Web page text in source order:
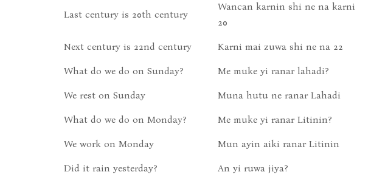
Last century is 20th century
Wancan karnin shi ne na karni
20
Next century is 22nd century Karni mai zuwa shi ne na 22
What do we do on Sunday? Me muke yi ranar lahadi?
We rest on Sunday Muna hutu ne ranar Lahadi
What do we do on Monday? Me muke yi ranar Litinin?
We work on Monday Mun ayin aiki ranar Litinin
Did it rain yesterday? An yi ruwa jiya?